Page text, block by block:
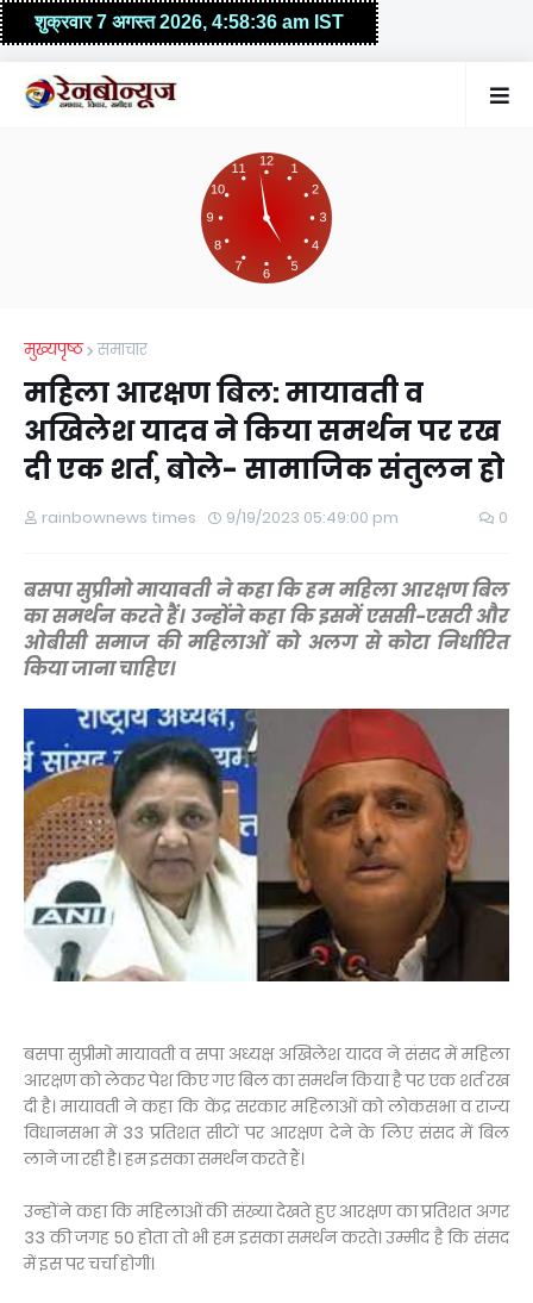
मुख्यपृष्ठ समाचार
महिला आरक्षण बिल: मायावती व
अखिलेश यादव ने किया समर्थन पर रख
दी एक शर्त, बोले- सामाजिक संतुलन हो
rainbownews times 9/19/2023 05:49:00 pm 0
बसपा सुप्रीमो मायावती ने कहा कि हम महिला आरक्षण बिल
का समर्थन करते हैं। उन्होंने कहा कि इसमें एससी-एसटी और
ओबीसी समाज की महिलाओं को अलग से कोटा निर्धारित
किया जाना चाहिए।
बसपा सुप्रीमो मायावती व सपा अध्यक्ष अखिलेश यादव ने संसद में महिला
आरक्षण को लेकर पेश किए गए बिल का समर्थन किया है पर एक शर्त रख
दी है। मायावती ने कहा कि केंद्र सरकार महिलाओं को लोकसभा व राज्य
विधानसभा में 33 प्रतिशत सीटों पर आरक्षण देने के लिए संसद में बिल
लाने जा रही है। हम इसका समर्थन करते हैं।
उन्होंने कहा कि महिलाओं की संख्या देखते हुए आरक्षण का प्रतिशत अगर
33 की जगह 50 होता तो भी हम इसका समर्थन करते। उम्मीद है कि संसद
में इस पर चर्चा होगी।